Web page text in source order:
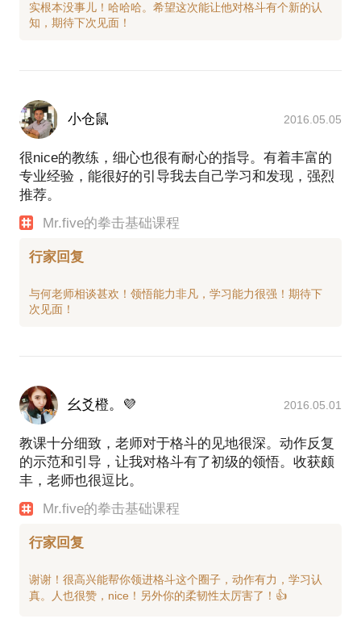
实根本没事儿！哈哈哈。希望这次能让他对格斗有个新的认
小仓鼠 2016.05.05
很nice的教练，细心也很有耐心的指导。有着丰富的
专业经验，能很好的引导我去自己学习和发现，强烈
推荐。
Mr.five的拳击基础课程
行家回复
与何老师相谈甚欢！领悟能力非凡，学习能力很强！期待下
幺爻橙。💜 2016.05.01
教课十分细致，老师对于格斗的见地很深。动作反复
的示范和引导，让我对格斗有了初级的领悟。收获颇
丰，老师也很逗比。
Mr.five的拳击基础课程
行家回复
谢谢！很高兴能帮你领进格斗这个圈子，动作有力，学习认